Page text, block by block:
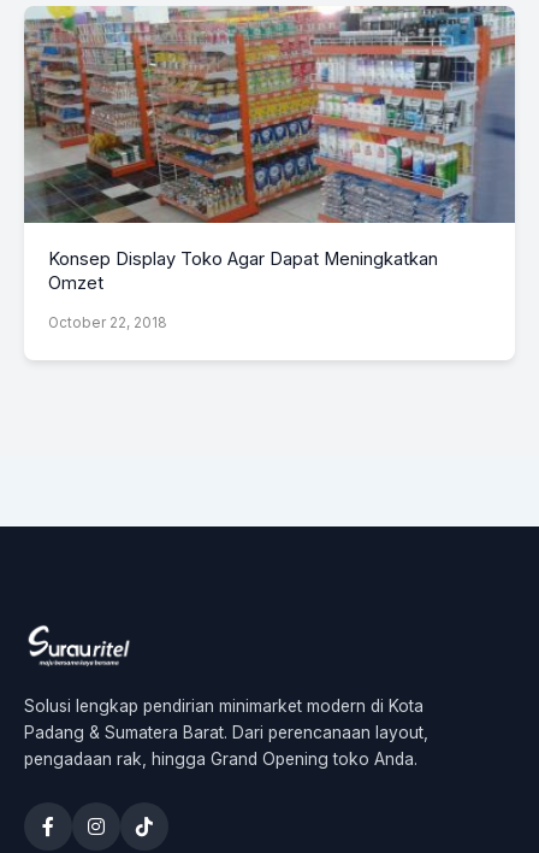
Konsep Display Toko Agar Dapat Meningkatkan
Omzet
October 22, 2018
Solusi lengkap pendirian minimarket modern di Kota
Padang & Sumatera Barat. Dari perencanaan layout,
pengadaan rak, hingga Grand Opening toko Anda.